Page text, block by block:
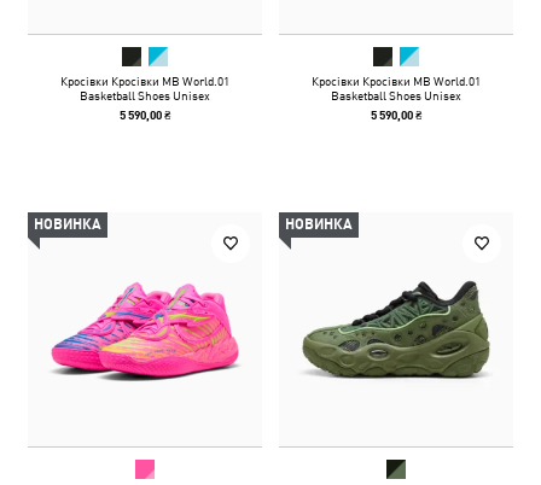
Кросівки Кросівки MB World.01
Basketball Shoes Unisex
5 590,00 ₴
Кросівки Кросівки MB World.01
Basketball Shoes Unisex
5 590,00 ₴
НОВИНКА НОВИНКА